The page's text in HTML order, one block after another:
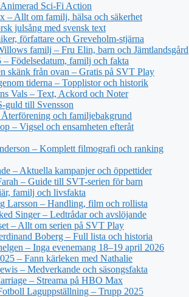
Sci-Fi Action
– Allt om familj, hälsa och säkerhet
julsång med svensk text
författare och Greveholm-stjärna
familj – Fru Elin, barn och Jämtlandsgård
Födelsedatum, familj och fakta
skänk från ovan – Gratis på SVT Play
tiderna – Topplistor och historik
Vals – Text, Ackord och Noter
guld till Svensson
och familjebakgrund
– Vigsel och ensamheten efteråt
– Komplett filmografi och ranking
– Aktuella kampanjer och öppettider
– Guide till SVT-serien för barn
familj och livsfakta
Larsson – Handling, film och rollista
Singer – Ledtrådar och avslöjande
– Allt om serien på SVT Play
Boberg – Full lista och historia
– Inga evenemang 18–19 april 2026
– Fann kärleken med Nathalie
– Medverkande och säsongsfakta
– Streama på HBO Max
Laguppställning – Trupp 2025